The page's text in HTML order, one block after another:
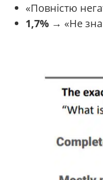
«Повністю
1,7% → «Не